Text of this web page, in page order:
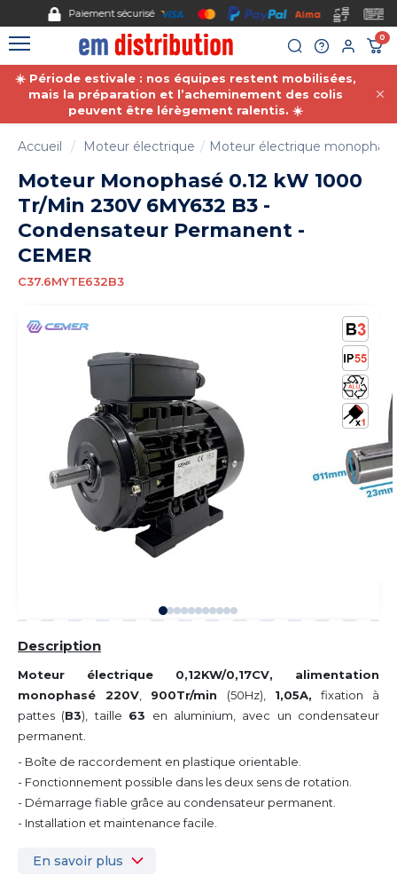
Paiement sécurisé
0
☀️ Période estivale : nos équipes restent mobilisées,
mais la préparation et l’acheminement des colis
peuvent être lérègement ralentis. ☀️
Accueil Moteur électrique Moteur électrique
Moteur Monophasé 0.12 kW 1000
Tr/Min 230V 6MY632 B3 -
Condensateur Permanent -
CEMER
C37.6MYTE632B3
Description
Moteur électrique 0,12KW/0,17CV, alimentation
monophasé 220V
900Tr/min (50Hz), 1,05A, fixation à
pattes (B3), taille 63 en aluminium, avec un condensateur
permanent.
- Boîte de raccordement en plastique orientable.
- Fonctionnement possible dans les deux sens de rotation.
- Démarrage fiable grâce au condensateur permanent.
- Installation et maintenance facile.
En savoir plus
Gestion des cookies